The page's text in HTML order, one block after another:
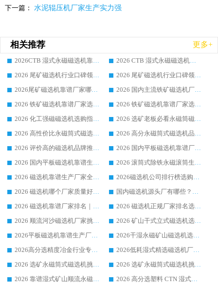
下一篇： 水泥辊压机厂家生产实力强
相关推荐 更多+
2026CTB 湿式永磁磁选机靠谱厂家实力排行榜 铁矿选矿设备采购全流程选购指南
2026 CTB 湿式永磁磁选机选购指南|行业口碑良好品牌推荐，领域强者华体会手机网页版-华体会(中国)
2026 尾矿磁选机行业口碑领域强者，源头直供国内主流厂家华体会手机网页版-华体会(中国) 一站式服务
2026 尾矿磁选机行业口碑领域强者，源头直供国内主流厂家华体会手机网页版-华体会(中国) 一站式服务
2026尾矿磁选机靠谱厂家哪家好 行业口碑领域强者华体会手机网页版-华体会(中国) 推荐
2026 国内主流铁矿磁选机厂家选购指南|行业口碑好品牌推荐，领域强者华体会手机网页版-华体会(中国)
2026 铁矿磁选机靠谱厂家选购全攻略 行业标杆华体会手机网页版-华体会(中国) 设备性价比出众
2026 铁矿磁选机靠谱厂家选购指南，领域强者华体会手机网页版-华体会(中国) 铁矿磁选机性价比高
2026 化工强磁磁选机选购指南 5 家行业口碑靠谱厂家领域强者推荐
2026 选矿老板必看永磁筒磁选机推荐 行业头部品牌口碑设备选购全攻略
2026 高性价比永磁筒式磁选机品牌盘点 行业强者口碑实测选购完整指南
2026 高分永磁筒式磁选机品牌推荐 选矿设备强者对比测评采购避坑全攻略
2026 评价高的磁选机品牌推荐选购指南，永磁筒式磁选机设备领域强者全景行业口碑解析
2026 国内平板磁选机靠谱厂家排名 行业实测口碑设备按需选购全指南
2026 国内平板磁选机靠谱生产厂家推荐排名|行业口碑选购指南，领域强者按需选设备
2026 滚筒式除铁永磁滚筒生产厂家推荐排名|行业口碑选购指南，领域强者源头厂商精选
2026 磁选机靠谱生产厂家全梳理 分场景选型行业头部品牌选购参考攻略
2026磁选机公司排行榜选购指南|正规源头厂家推荐，领域强者高性价比靠谱信赖品牌
2026 磁选机哪个厂家质量好？十大靠谱磁电企业排名选购指南
国内磁选机源头厂有哪些？2026 综合实力排名与采购避坑技巧
2026 磁选机靠谱厂家排名｜华体会手机网页版-华体会(中国) 高性价比磁选机磁电品牌
2026 磁选机正规厂家排名选购指南|行业口碑信赖品牌推荐性价比高靠谱磁电企业
2026 顺流河沙磁选机厂家挑选攻略 | 业内口碑龙头企业高性价比品牌推荐
2026 矿山干式立式磁选机选型攻略 梳理深耕磁电装备多年靠谱生产厂商
2026平板磁选机靠谱生产厂家选购指南 行业口碑良好品牌推荐 磁电领域实力强者
2026干湿永磁矿山磁选机选型攻略 优质生产厂家排名 选矿领域高口碑品牌推荐指南
2026高分选精度冶金行业专用磁选机生产厂家,干湿式磁选机源头供应商推荐
2026低耗湿式精​选磁选机厂家怎么选?湿式精选磁选机供应商，行业认可度较高生产厂家华体会手机网页版-华体会(中国) 全面解析
2026 选矿永磁筒式磁选机挑选指南 华体会手机网页版-华体会(中国) 推荐品牌行业口碑佳实力突出
2026 选矿永磁筒式磁选机挑选干货：华体会手机网页版-华体会(中国) 源头厂，绿色高效实力出众
2026 靠谱湿式矿山顺流永磁筒式磁选机选购，国内专业生产厂家华体会手机网页版-华体会(中国) 综合实力出众
2026 高分选塑料 CTN 湿式顺流磁选机选购指南，靠谱源头厂家华体会手机网页版-华体会(中国) 详解